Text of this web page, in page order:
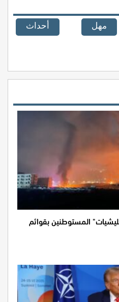
مهل أحداث
المستوطنين بقوائم